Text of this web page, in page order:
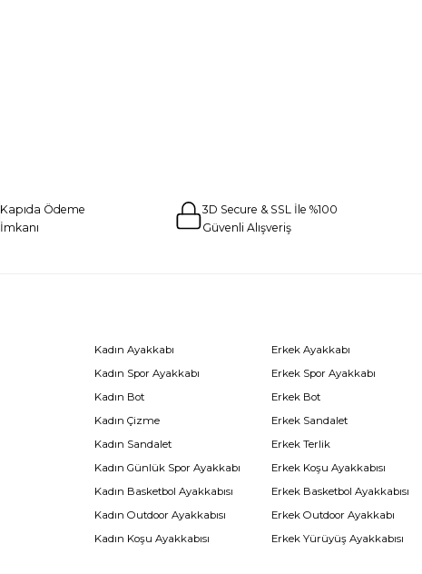
Kapıda Ödeme
İmkanı
3D Secure & SSL İle %100
Güvenli Alışveriş
Kadın Ayakkabı
Kadın Spor Ayakkabı
Kadın Bot
Kadın Çizme
Kadın Sandalet
Kadın Günlük Spor Ayakkabı
Kadın Basketbol Ayakkabısı
Kadın Outdoor Ayakkabısı
Kadın Koşu Ayakkabısı
Erkek Ayakkabı
Erkek Spor Ayakkabı
Erkek Bot
Erkek Sandalet
Erkek Terlik
Erkek Koşu Ayakkabısı
Erkek Basketbol Ayakkabısı
Erkek Outdoor Ayakkabı
Erkek Yürüyüş Ayakkabısı